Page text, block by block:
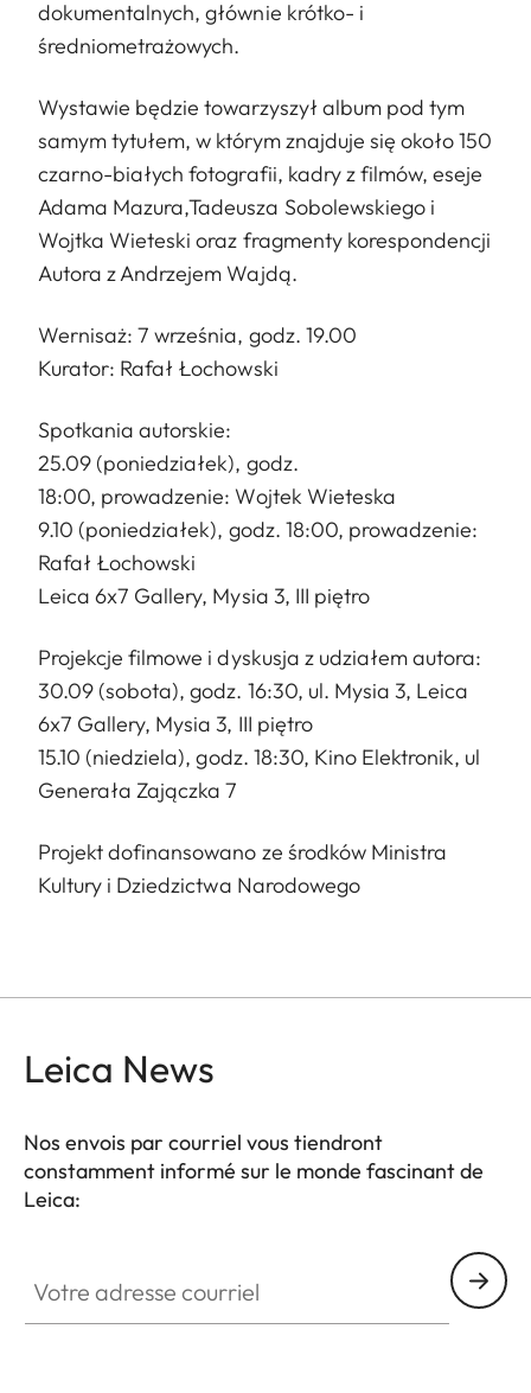
dokumentalnych, głównie krótko- i
średniometrażowych.
Wystawie będzie towarzyszył album pod tym
samym tytułem, w którym znajduje się około 150
czarno-białych fotografii, kadry z filmów, eseje
Adama Mazura,Tadeusza Sobolewskiego i
Wojtka Wieteski oraz fragmenty korespondencji
Autora z Andrzejem Wajdą.
Wernisaż: 7 września, godz. 19.00
Kurator: Rafał Łochowski
Spotkania autorskie:
25.09 (poniedziałek), godz.
18:00, prowadzenie: Wojtek Wieteska
9.10 (poniedziałek), godz. 18:00, prowadzenie:
Rafał Łochowski
Leica 6x7 Gallery, Mysia 3, III piętro
Projekcje filmowe i dyskusja z udziałem autora:
30.09 (sobota), godz. 16:30, ul. Mysia 3, Leica
6x7 Gallery, Mysia 3, III piętro
15.10 (niedziela), godz. 18:30, Kino Elektronik, ul
Generała Zajączka 7
Projekt dofinansowano ze środków Ministra
Kultury i Dziedzictwa Narodowego
Leica News
Nos envois par courriel vous tiendront
constamment informé sur le monde fascinant de
Leica: